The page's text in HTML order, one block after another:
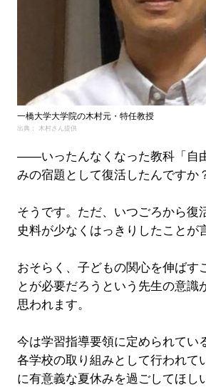
一橋大学大学院の木村元・特任教授
出典： 木村さん提供
――いったんなくなった教科「自
みの宿題として復活したんですか
そうです。ただ、いつごろから復
史料が少なくはっきりしたことが
おそらく、子どもの関心を伸ばす
とが必要だろうという先生の意識
思われます。
今は学習指導要領に定められてい
各学校の取り組みとして行われて
に有意義な夏休みを過ごしてほし